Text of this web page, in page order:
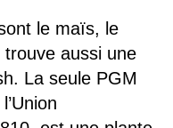
le maïs, le
aussi une
La seule PGM